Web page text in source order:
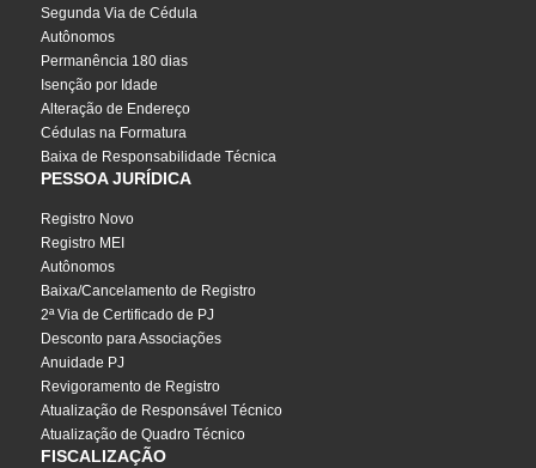
Segunda Via de Cédula
Autônomos
Permanência 180 dias
Isenção por Idade
Alteração de Endereço
Cédulas na Formatura
Baixa de Responsabilidade Técnica
PESSOA JURÍDICA
Registro Novo
Registro MEI
Autônomos
Baixa/Cancelamento de Registro
2ª Via de Certificado de PJ
Desconto para Associações
Anuidade PJ
Revigoramento de Registro
Atualização de Responsável Técnico
Atualização de Quadro Técnico
FISCALIZAÇÃO